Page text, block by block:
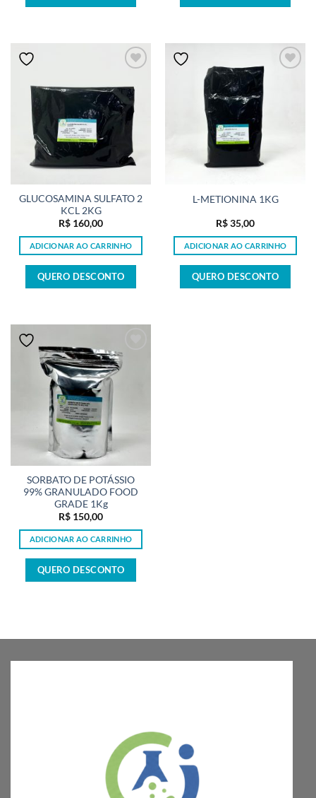
GLUCOSAMINA SULFATO 2
KCL 2KG
R$ 160,00
ADICIONAR AO CARRINHO
QUERO DESCONTO
L-METIONINA 1KG
R$35,00
ADICIONAR AO CARRINHO
QUERO DESCONTO
SORBATO DE POTÁSSIO
99% GRANULADO FOOD
GRADE 1Kg
R$ 150,00
ADICIONAR AO CARRINHO
QUERO DESCONTO